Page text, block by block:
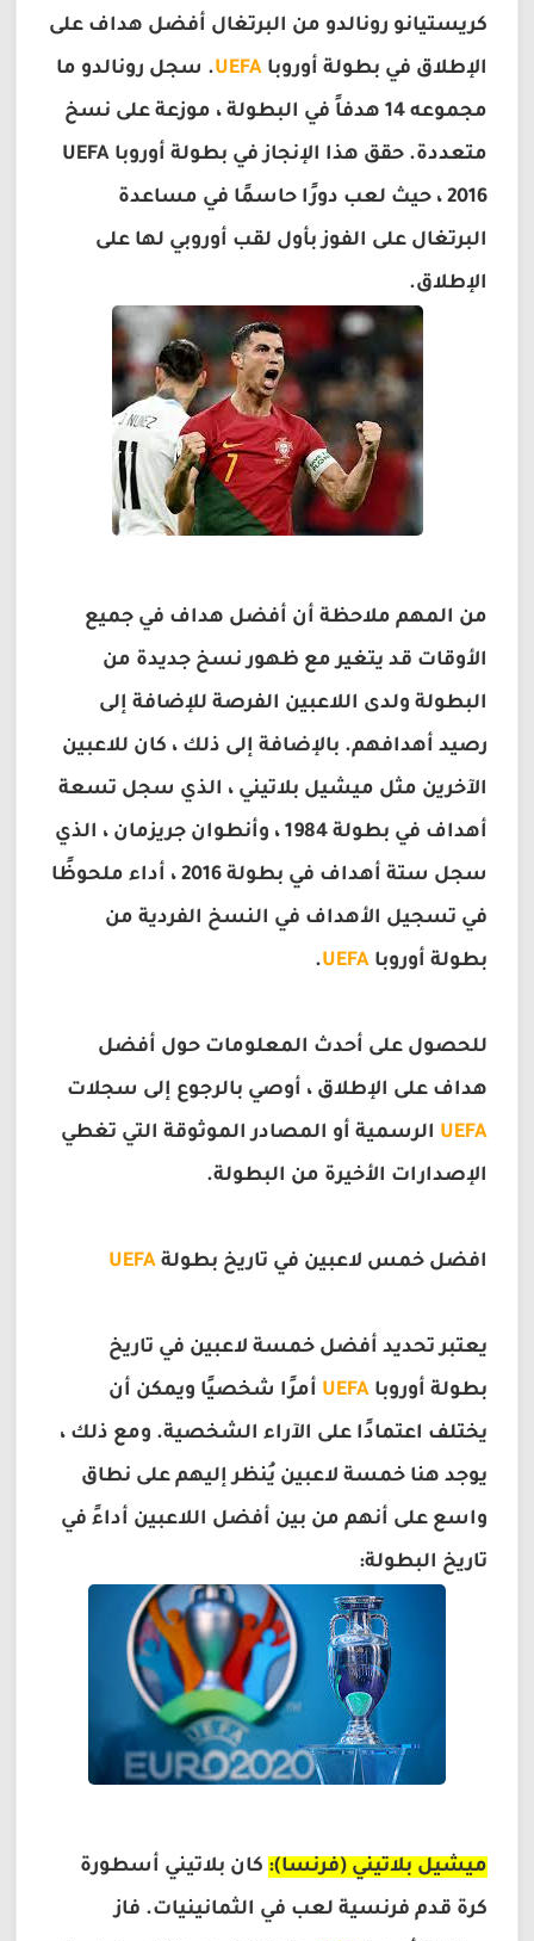
كريستيانو رونالدو من البرتغال أفضل هداف على
الإطلاق في بطولة أوروباUEFA. سجل رونالدو ما
مجموعه 14 هدفاً في البطولة ، موزعة على نسخ
متعددة. حقق هذا الإنجاز في بطولة أوروبا UEFA
2016 ، حيث لعب دورًا حاسمًا في مساعدة
البرتغال على الفوز بأول لقب أوروبي لها على
الإطلاق.
من المهم ملاحظة أن أفضل هداف في جميع
الأوقات قد يتغير مع ظهور نسخ جديدة من
البطولة ولدى اللاعبين الفرصة للإضافة إلى
رصيد أهدافهم. بالإضافة إلى ذلك ، كان للاعبين
الآخرين مثل ميشيل بلاتيني ، الذي سجل تسعة
أهداف في بطولة 1984 ، وأنطوان جريزمان ، الذي
سجل ستة أهداف في بطولة 2016 ، أداء ملحوظًا
في تسجيل الأهداف في النسخ الفردية من
بطولة أوروباUEFA
.
للحصول على أحدث المعلومات حول أفضل
هداف على الإطلاق ، أوصي بالرجوع إلى سجلات
UEFA الرسمية أو المصادر الموثوقة التي تغطي
الإصدارات الأخيرة من البطولة.
افضل خمس لاعبين في تاريخ بطولةUEFA
يعتبر تحديد أفضل خمسة لاعبين في تاريخ
بطولة أوروباUEFA أمرًا شخصيًا ويمكن أن
يختلف اعتمادًا على الآراء الشخصية. ومع ذلك ،
يوجد هنا خمسة لاعبين يُنظر إليهم على نطاق
واسع على أنهم من بين أفضل اللاعبين أداءً في
تاريخ البطولة:
ميشيل بلاتيني (فرنسا): كان بلاتيني أسطورة
كرة قدم فرنسية لعب في الثمانينيات. فاز